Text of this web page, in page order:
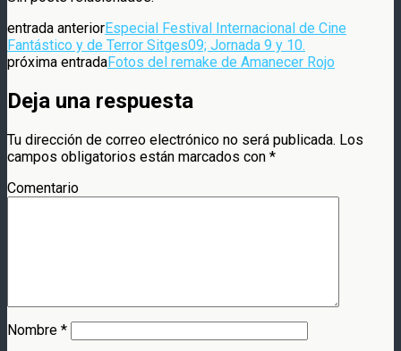
entrada anteriorEspecial Festival Internacional de Cine
Fantástico y de Terror Sitges09; Jornada 9 y 10.
próxima entradaFotos del remake de Amanecer Rojo
Deja una respuesta
Tu dirección de correo electrónico no será publicada. Los
campos obligatorios están marcados con *
Comentario
Nombre *